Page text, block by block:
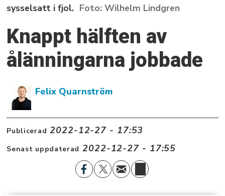
sysselsatt i fjol.
Wilhelm Lindgren
Knappt hälften av
ålänningarna jobbade
Felix Quarnström
Publicerad 2022-12-27 - 17:53
Senast uppdaterad 2022-12-27 - 17:55